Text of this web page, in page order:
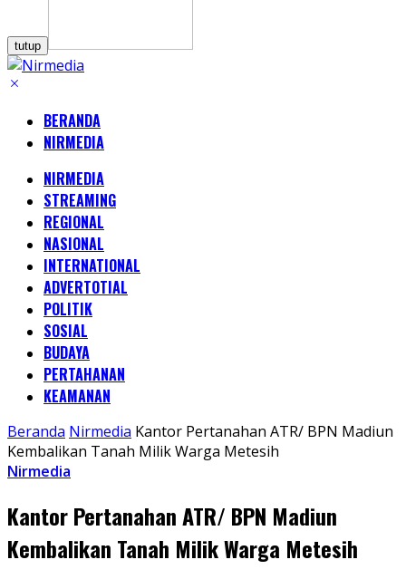
tutup
BERANDA
NIRMEDIA
NIRMEDIA
STREAMING
REGIONAL
NASIONAL
INTERNATIONAL
ADVERTOTIAL
POLITIK
SOSIAL
BUDAYA
PERTAHANAN
KEAMANAN
Beranda Nirmedia Kantor Pertanahan ATR/ BPN Madiun
Kembalikan Tanah Milik Warga Metesih
Nirmedia
Kantor Pertanahan ATR/ BPN Madiun
Kembalikan Tanah Milik Warga Metesih